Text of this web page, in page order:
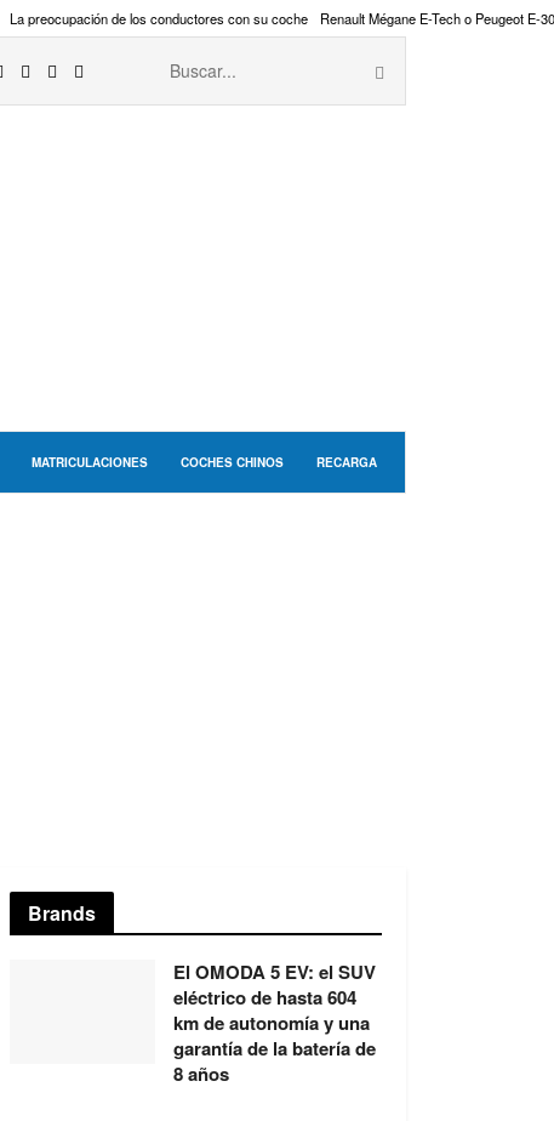
La preocupación de los conductores con su coche Renault Mégane E-Tech o Peugeot E-
MATRICULACIONES COCHES CHINOS RECARGA
Brands
El OMODA 5 EV: el SUV
eléctrico de hasta 604
km de autonomía y una
garantía de la batería de
8 años